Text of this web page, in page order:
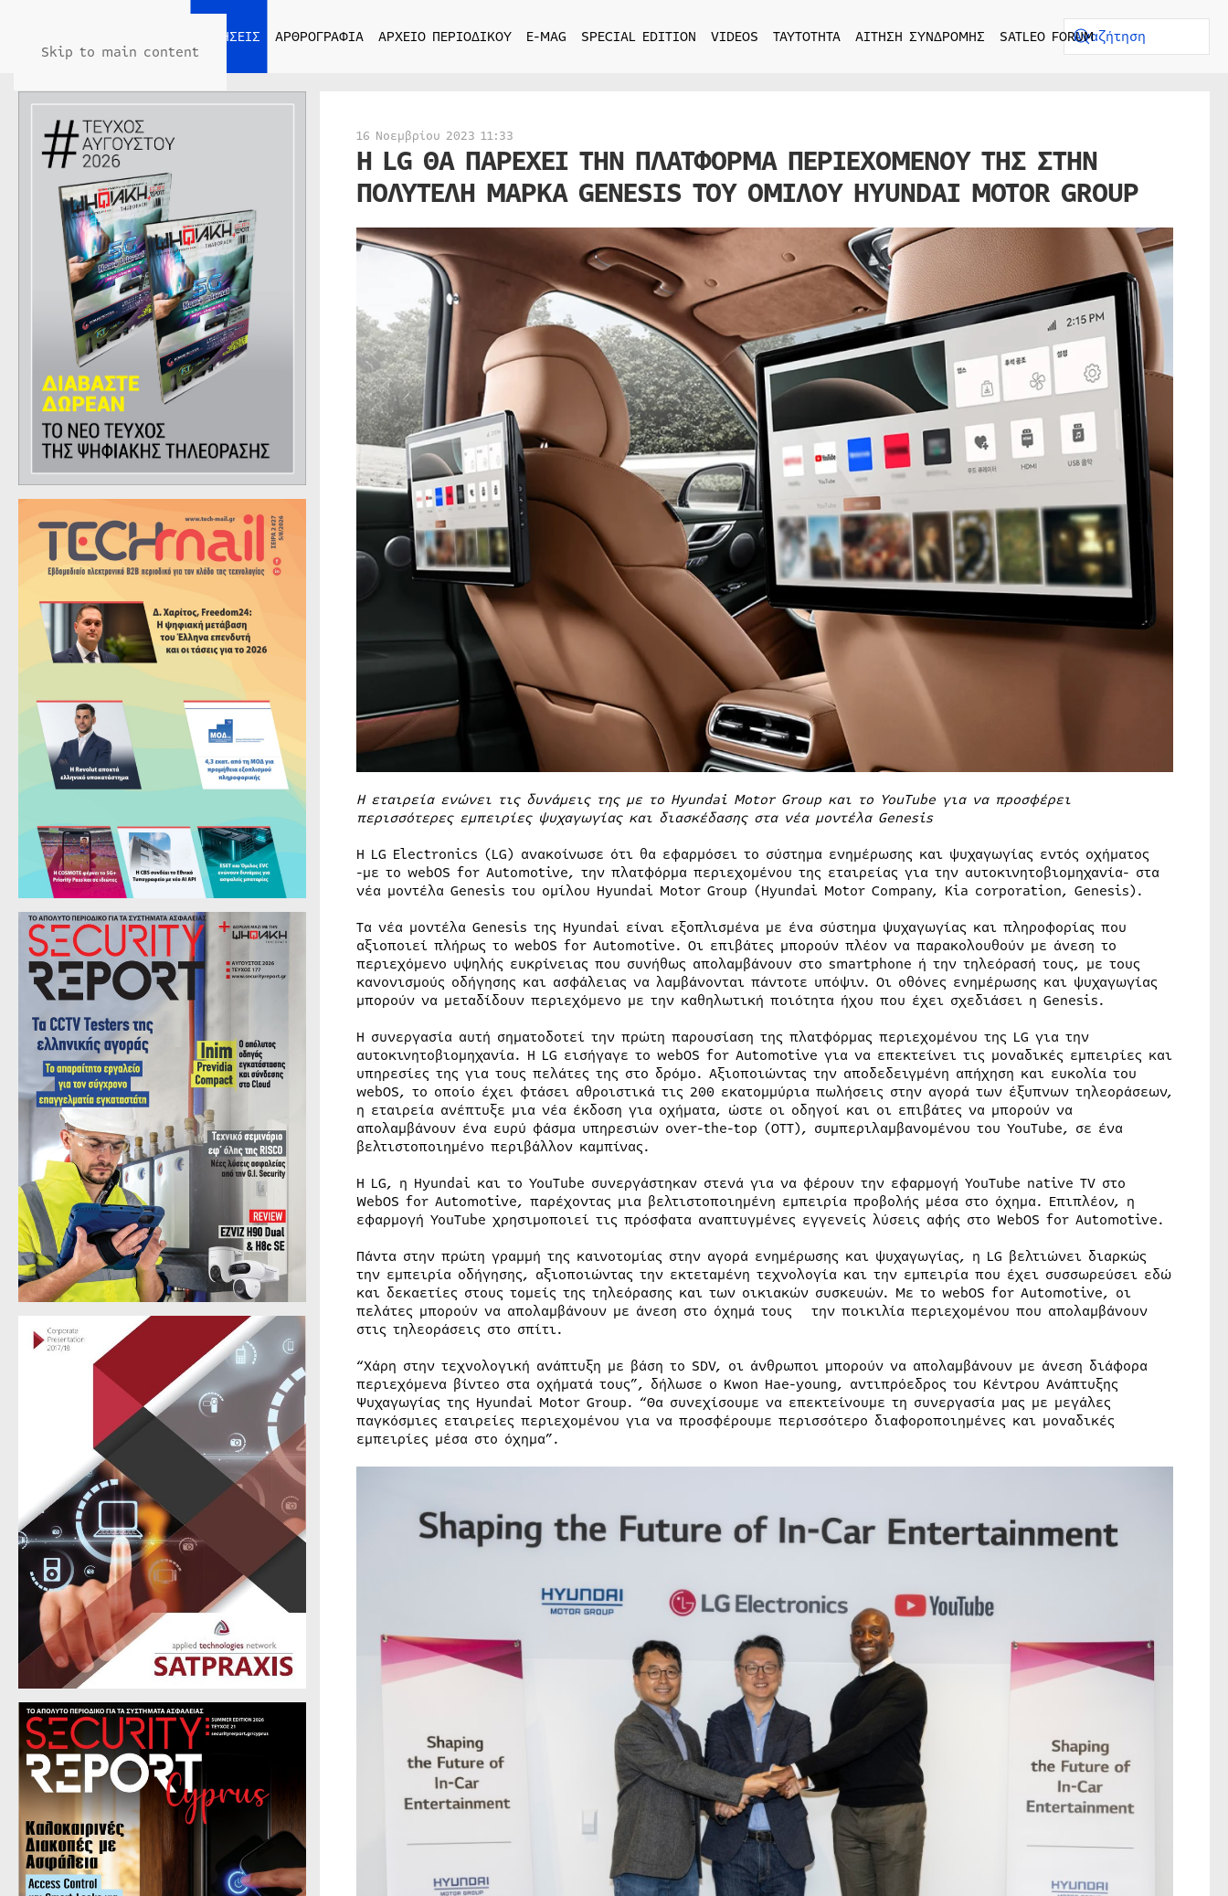
Skip to main content
ΕΙΔΗΣΕΙΣ ΑΡΘΡΟΓΡΑΦΙΑ ΑΡΧΕΙΟ ΠΕΡΙΟΔΙΚΟΥ E-MAG SPECIAL EDITION VIDEOS ΤΑΥΤΟΤΗΤΑ ΑΙΤΗΣΗ ΣΥΝΔΡΟΜΗΣ SATLEO FORUM
16 Νοεμβρίου 2023 11:33
Η LG ΘΑ ΠΑΡΕΧΕΙ ΤΗΝ ΠΛΑΤΦΟΡΜΑ ΠΕΡΙΕΧΟΜΕΝΟΥ ΤΗΣ ΣΤΗΝ
ΠΟΛΥΤΕΛΗ ΜΑΡΚΑ GENESIS ΤΟΥ ΟΜΙΛΟΥ HYUNDAI MOTOR GROUP
Η εταιρεία ενώνει τις δυνάμεις της με το Hyundai Motor Groupκαι το YouTubeγια να προσφέρει
περισσότερες εμπειρίες ψυχαγωγίας και διασκέδασης στα νέα μοντέλα Genesis
Η LG Electronics (LG) ανακοίνωσε ότι θα εφαρμόσει το σύστημα ενημέρωσης και ψυχαγωγίας εντός οχήματος
-με το webOS for Automotive, την πλατφόρμα περιεχομένου της εταιρείας για την αυτοκινητοβιομηχανία- στα
νέα μοντέλα Genesis του ομίλου Hyundai Motor Group (Hyundai Motor Company, Kia corporation, Genesis).
Τα νέα μοντέλα Genesis της Hyundai είναι εξοπλισμένα με ένα σύστημα ψυχαγωγίας και πληροφορίας που
αξιοποιεί πλήρως το webOS for Automotive. Οι επιβάτες μπορούν πλέον να παρακολουθούν με άνεση το
περιεχόμενο υψηλής ευκρίνειας που συνήθως απολαμβάνουν στο smartphone ή την τηλεόρασή τους, με τους
κανονισμούς οδήγησης και ασφάλειας να λαμβάνονται πάντοτε υπόψιν. Οι οθόνες ενημέρωσης και ψυχαγωγίας
μπορούν να μεταδίδουν περιεχόμενο με την καθηλωτική ποιότητα ήχου που έχει σχεδιάσει η Genesis.
Η συνεργασία αυτή σηματοδοτεί την πρώτη παρουσίαση της πλατφόρμας περιεχομένου της LG για την
αυτοκινητοβιομηχανία. Η LG εισήγαγε το webOS for Automotive για να επεκτείνει τις μοναδικές εμπειρίες και
υπηρεσίες της για τους πελάτες της στο δρόμο. Αξιοποιώντας την αποδεδειγμένη απήχηση και ευκολία του
webOS, το οποίο έχει φτάσει αθροιστικά τις 200 εκατομμύρια πωλήσεις στην αγορά των έξυπνων τηλεοράσεων,
η εταιρεία ανέπτυξε μια νέα έκδοση για οχήματα, ώστε οι οδηγοί και οι επιβάτες να μπορούν να
απολαμβάνουν ένα ευρύ φάσμα υπηρεσιών over-the-top (OTT), συμπεριλαμβανομένου του YouTube, σε ένα
βελτιστοποιημένο περιβάλλον καμπίνας.
Η LG, η Hyundai και το YouTube συνεργάστηκαν στενά για να φέρουν την εφαρμογή YouTube native TV στο
WebOS for Automotive, παρέχοντας μια βελτιστοποιημένη εμπειρία προβολής μέσα στο όχημα. Επιπλέον, η
εφαρμογή YouTube χρησιμοποιεί τις πρόσφατα αναπτυγμένες εγγενείς λύσεις αφής στο WebOS for Automotive.
Πάντα στην πρώτη γραμμή της καινοτομίας στην αγορά ενημέρωσης και ψυχαγωγίας, η LG βελτιώνει διαρκώς
την εμπειρία οδήγησης, αξιοποιώντας την εκτεταμένη τεχνολογία και την εμπειρία που έχει συσσωρεύσει εδώ
και δεκαετίες στους τομείς της τηλεόρασης και των οικιακών συσκευών. Με το webOS for Automotive, οι
πελάτες μπορούν να απολαμβάνουν με άνεση στο όχημά τους την ποικιλία περιεχομένου που απολαμβάνουν
στις τηλεοράσεις στο σπίτι.
“Χάρη στην τεχνολογική ανάπτυξη με βάση το SDV, οι άνθρωποι μπορούν να απολαμβάνουν με άνεση διάφορα
περιεχόμενα βίντεο στα οχήματά τους”, δήλωσε ο Kwon Hae-young, αντιπρόεδρος του Κέντρου Ανάπτυξης
Ψυχαγωγίας της Hyundai Motor Group. “Θα συνεχίσουμε να επεκτείνουμε τη συνεργασία μας με μεγάλες
παγκόσμιες εταιρείες περιεχομένου για να προσφέρουμε περισσότερο διαφοροποιημένες και μοναδικές
εμπειρίες μέσα στο όχημα”.